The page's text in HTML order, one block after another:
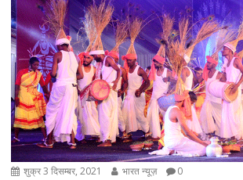
शुक्र 3 दिसम्बर, 2021 भारत न्यूज़ 0